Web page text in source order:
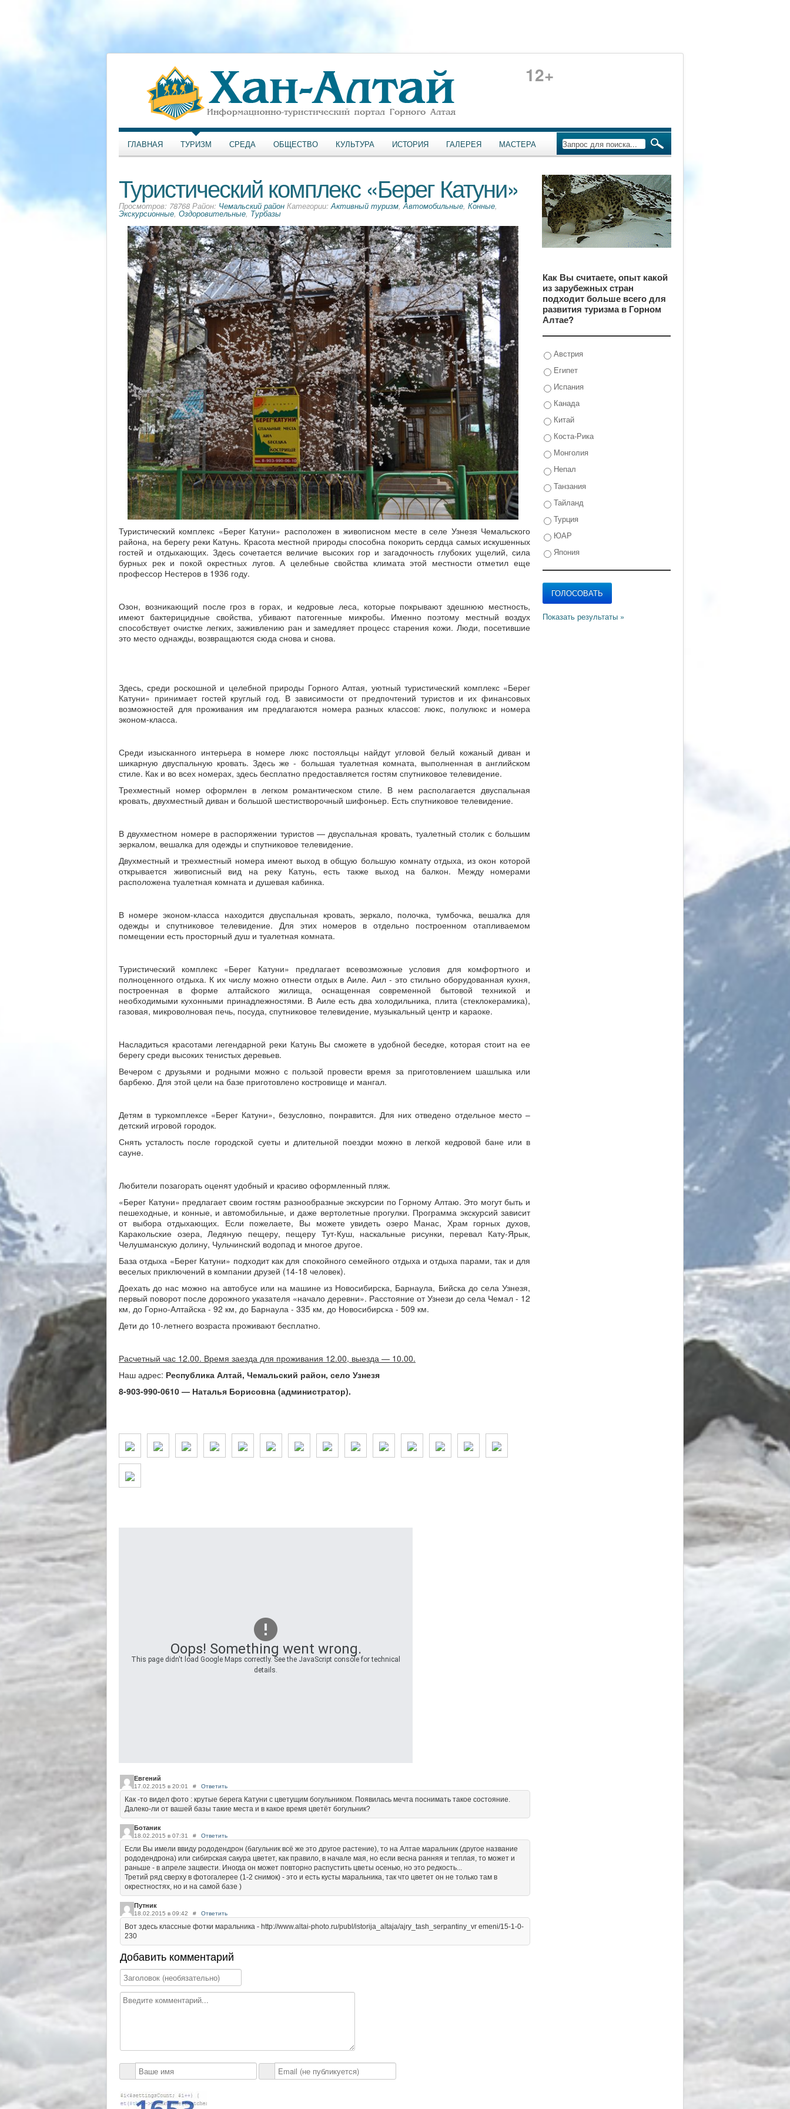
12+
ГЛАВНАЯ ТУРИЗМ СРЕДА ОБЩЕСТВО КУЛЬТУРА ИСТОРИЯ ГАЛЕРЕЯ МАСТЕРА
Туристический комплекс «Берег Катуни»
Просмотров: 78768 Район: Чемальский район Категории:Активный туризм,Автомобильные, Конные,
Экскурсионные, Оздоровительные, Турбазы
Туристический комплекс «Берег Катуни» расположен в живописном месте в селе Узнезя Чемальского
района, на берегу реки Катунь. Красота местной природы способна покорить сердца самых искушенных
гостей и отдыхающих. Здесь сочетается величие высоких гор и загадочность глубоких ущелий, сила
бурных рек и покой окрестных лугов. А целебные свойства климата этой местности отметил еще
профессор Нестеров в 1936 году.
Озон, возникающий после гроз в горах, и кедровые леса, которые покрывают здешнюю местность,
имеют бактерицидные свойства, убивают патогенные микробы. Именно поэтому местный воздух
способствует очистке легких, заживлению ран и замедляет процесс старения кожи. Люди, посетившие
это место однажды, возвращаются сюда снова и снова.
Здесь, среди роскошной и целебной природы Горного Алтая, уютный туристический комплекс «Берег
Катуни» принимает гостей круглый год. В зависимости от предпочтений туристов и их финансовых
возможностей для проживания им предлагаются номера разных классов: люкс, полулюкс и номера
эконом-класса.
Среди изысканного интерьера в номере люкс постояльцы найдут угловой белый кожаный диван и
шикарную двуспальную кровать. Здесь же - большая туалетная комната, выполненная в английском
стиле. Как и во всех номерах, здесь бесплатно предоставляется гостям спутниковое телевидение.
Трехместный номер оформлен в легком романтическом стиле. В нем располагается двуспальная
кровать, двухместный диван и большой шестистворочный шифоньер. Есть спутниковое телевидение.
В двухместном номере в распоряжении туристов — двуспальная кровать, туалетный столик с большим
зеркалом, вешалка для одежды и спутниковое телевидение.
Двухместный и трехместный номера имеют выход в общую большую комнату отдыха, из окон которой
открывается живописный вид на реку Катунь, есть также выход на балкон. Между номерами
расположена туалетная комната и душевая кабинка.
В номере эконом-класса находится двуспальная кровать, зеркало, полочка, тумбочка, вешалка для
одежды и спутниковое телевидение. Для этих номеров в отдельно построенном отапливаемом
помещении есть просторный душ и туалетная комната.
Туристический комплекс «Берег Катуни» предлагает всевозможные условия для комфортного и
полноценного отдыха. К их числу можно отнести отдых в Аиле. Аил - это стильно оборудованная кухня,
построенная в форме алтайского жилища, оснащенная современной бытовой техникой и
необходимыми кухонными принадлежностями. В Аиле есть два холодильника, плита (стеклокерамика),
газовая, микроволновая печь, посуда, спутниковое телевидение, музыкальный центр и караоке.
Насладиться красотами легендарной реки Катунь Вы сможете в удобной беседке, которая стоит на ее
берегу среди высоких тенистых деревьев.
Вечером с друзьями и родными можно с пользой провести время за приготовлением шашлыка или
барбекю. Для этой цели на базе приготовлено костровище и мангал.
Детям в туркомплексе «Берег Катуни», безусловно, понравится. Для них отведено отдельное место –
детский игровой городок.
Снять усталость после городской суеты и длительной поездки можно в легкой кедровой бане или в
сауне.
Любители позагорать оценят удобный и красиво оформленный пляж.
«Берег Катуни» предлагает своим гостям разнообразные экскурсии по Горному Алтаю. Это могут быть и
пешеходные, и конные, и автомобильные, и даже вертолетные прогулки. Программа экскурсий зависит
от выбора отдыхающих. Если пожелаете, Вы можете увидеть озеро Манас, Храм горных духов,
Каракольские озера, Ледяную пещеру, пещеру Тут-Куш, наскальные рисунки, перевал Кату-Ярык,
Челушманскую долину, Чульчинский водопад и многое другое.
База отдыха «Берег Катуни» подходит как для спокойного семейного отдыха и отдыха парами, так и для
веселых приключений в компании друзей (14-18 человек).
Доехать до нас можно на автобусе или на машине из Новосибирска, Барнаула, Бийска до села Узнезя,
первый поворот после дорожного указателя «начало деревни». Расстояние от Узнези до села Чемал - 12
км, до Горно-Алтайска - 92 км, до Барнаула - 335 км, до Новосибирска - 509 км.
Дети до 10-летнего возраста проживают бесплатно.
Расчетный час 12.00. Время заезда для проживания 12.00, выезда — 10.00.
Наш адрес: Республика Алтай, Чемальский район, село Узнезя
8-903-990-0610 — Наталья Борисовна (администратор).
Oops! Something went wrong.
This page didn't load Google Maps correctly. See the JavaScript console for technical
details.
Евгений
17.02.2015 в 20:01 # Ответить
Как -то видел фото : крутые берега Катуни с цветущим богульником. Появилась мечта поснимать такое состояние.
Далеко-ли от вашей базы такие места и в какое время цветёт богульник?
Ботаник
18.02.2015 в 07:31 # Ответить
Если Вы имели ввиду рододендрон (багульник всё же это другое растение), то на Алтае маральник (другое название
рододендрона) или сибирская сакура цветет, как правило, в начале мая, но если весна ранняя и теплая, то может и
раньше - в апреле зацвести. Иногда он может повторно распустить цветы осенью, но это редкость...
Третий ряд сверху в фотогалерее (1-2 снимок) - это и есть кусты маральника, так что цветет он не только там в
окрестностях, но и на самой базе )
Путник
18.02.2015 в 09:42 # Ответить
Вот здесь классные фотки маральника - http://www.altai-photo.ru/publ/istorija_altaja/ajry_tash_serpantiny_vr emeni/15-1-0-
230
Добавить комментарий
Как Вы считаете, опыт какой
из зарубежных стран
подходит больше всего для
развития туризма в Горном
Алтае?
Австрия
Египет
Испания
Канада
Китай
Коста-Рика
Монголия
Непал
Танзания
Тайланд
Турция
ЮАР
Япония